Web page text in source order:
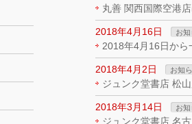
丸善 関西国際空港
2018年4月16日 お
2018年4月16日から
2018年4月2日 お知
ジュンク堂書店 松
2018年3月14日 お
ジュンク堂書店 名